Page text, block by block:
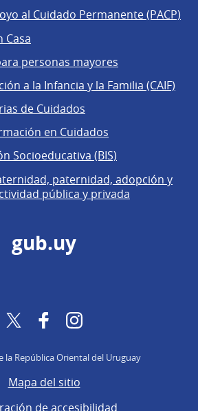
al Cuidado Permanente (PACP)
Casa
personas mayores
a la Infancia y la Familia (CAIF)
de Cuidados
en Cuidados
Socioeducativa (BIS)
paternidad, adopción y
pública y privada
gub.uy
Twitter FacebookInstagram
la República Oriental del Uruguay
Mapa del sitio
de accesibilidad